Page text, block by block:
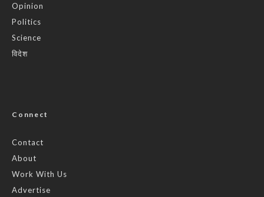
Opinion
Politics
Science
विदेश
Connect
Contact
About
Work With Us
Advertise